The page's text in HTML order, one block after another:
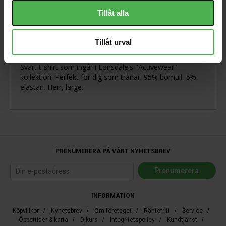
Tillåt alla
Tillåt urval
Produktbeskrivning
Svart t-shirt som ingår i Lonsdale's "Activewear"
kollektion. Perfekt för dig som tränar. 95% bomull, 5%
elastan. Herr, large.
PRENUMERERA PÅ VÅRT NYHETSBREV
INFORMATION
Köpvillkor / Nyhetsbrev / Om företaget / Räntefritt / Service /
Öppettider & karta / Djkurs / Integritetspolicy / Kundtjänst /